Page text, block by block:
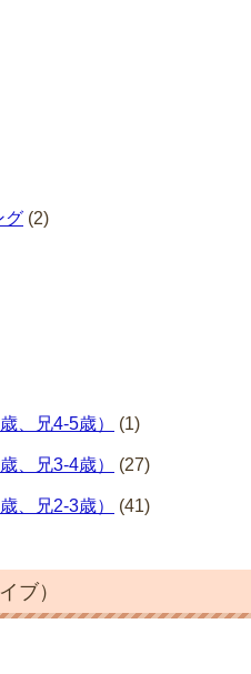
グ (2)
、兄4-5歳） (1)
、兄3-4歳） (27)
、兄2-3歳） (41)
ブ）